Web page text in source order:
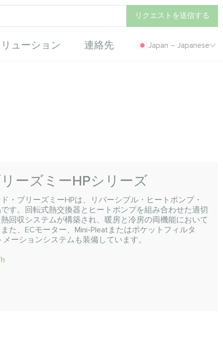
リクエストを送信する
ューション 連絡先 Japan – Japanese
ーズミーHPシリーズ
・ブリーズミーHPは、リバーシブル・ヒートポンプ・
す。回転式熱交換器とヒートポンプを組み合わせた適切
回収システムが構築され、暖房と冷房の両機能において
た、ECモーター、Mini-Pleatまたはポケットフィルタ
ーションシステムも装備しています。